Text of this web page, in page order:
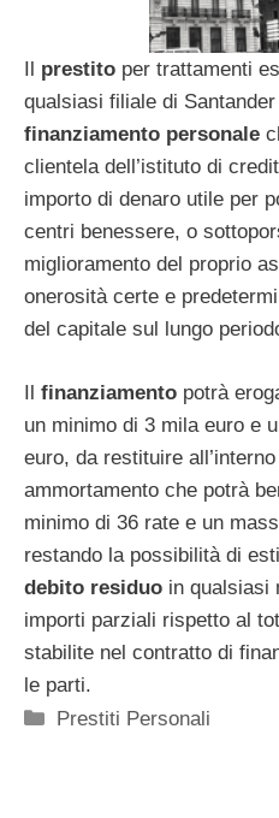
prestito per trattamenti
qualsiasi filiale di
finanziamento personale
clientela dell’istituto di
importo di denaro utile per
centri benessere, o
miglioramento del proprio
onerosità certe e
del capitale sul lungo
Il finanziamento potrà
un minimo di 3 mila euro e
euro, da restituire
ammortamento che potrà
minimo di 36 rate e un
restando la possibilità di
debito residuo in qualsiasi
importi parziali rispetto al
stabilite nel contratto di
le parti.
Categorie
Prestiti Personali